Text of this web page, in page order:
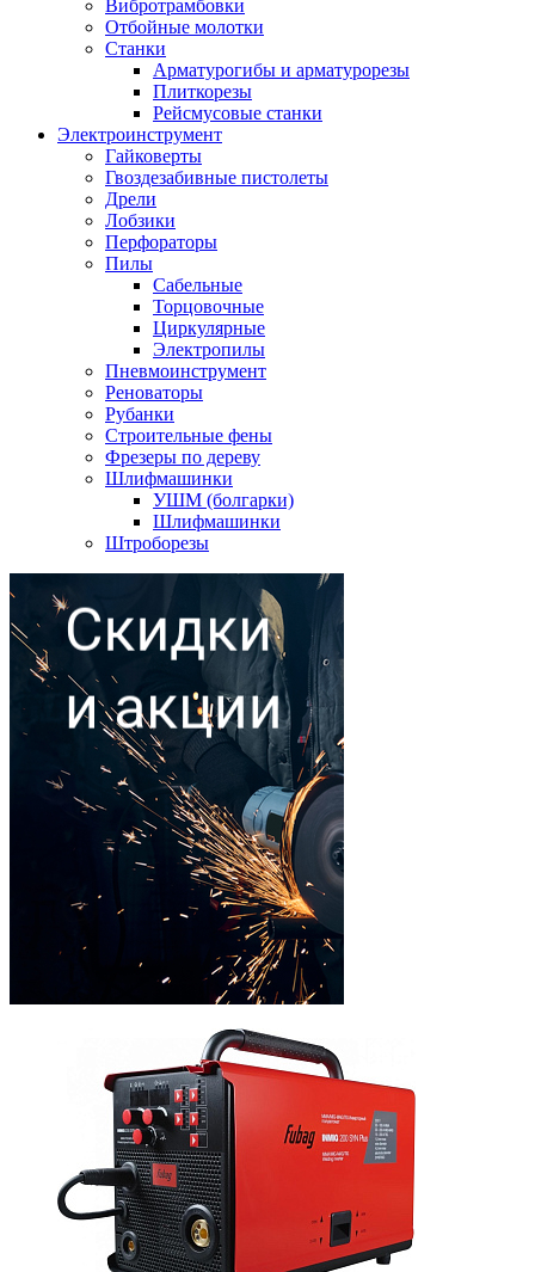
Вибротрамбовки
Отбойные молотки
Станки
Арматурогибы и арматурорезы
Плиткорезы
Рейсмусовые станки
Электроинструмент
Гайковерты
Гвоздезабивные пистолеты
Дрели
Лобзики
Перфораторы
Пилы
Сабельные
Торцовочные
Циркулярные
Электропилы
Пневмоинструмент
Реноваторы
Рубанки
Строительные фены
Фрезеры по дереву
Шлифмашинки
УШМ (болгарки)
Шлифмашинки
Штроборезы